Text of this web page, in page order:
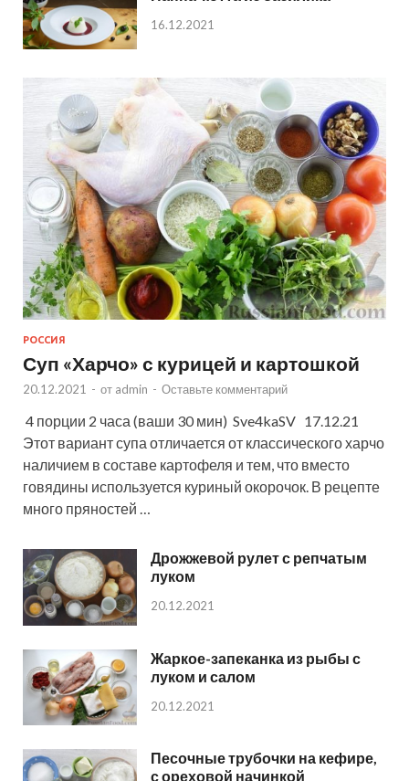
16.12.2021
РОССИЯ
Суп «Харчо» с курицей и картошкой
20.12.2021 - от admin - Оставьте комментарий
4 порции 2 часа (ваши 30 мин) Sve4kaSV 17.12.21
Этот вариант супа отличается от классического харчо
наличием в составе картофеля и тем, что вместо
говядины используется куриный окорочок. В рецепте
много пряностей …
Дрожжевой рулет с репчатым
луком
20.12.2021
Жаркое-запеканка из рыбы с
луком и салом
20.12.2021
Песочные трубочки на кефире,
с ореховой начинкой